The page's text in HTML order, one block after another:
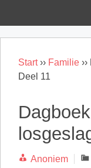
Start›› Familie ››
Deel 11
Anoniem